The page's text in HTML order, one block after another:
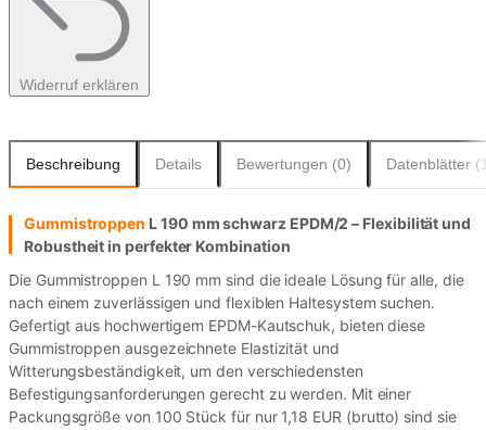
Widerruf erklären
Beschreibung Details Bewertungen (0) Datenblätter
Gummistroppen L 190 mm schwarz EPDM/2 – Flexibilität und
Robustheit in perfekter Kombination
Die Gummistroppen L 190 mm sind die ideale Lösung für alle, die
nach einem zuverlässigen und flexiblen Haltesystem suchen.
Gefertigt aus hochwertigem EPDM-Kautschuk, bieten diese
Gummistroppen ausgezeichnete Elastizität und
Witterungsbeständigkeit, um den verschiedensten
Befestigungsanforderungen gerecht zu werden. Mit einer
Packungsgröße von 100 Stück für nur 1,18 EUR (brutto) sind sie